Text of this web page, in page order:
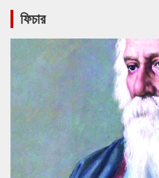
ফিচার